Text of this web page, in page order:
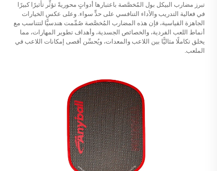
تبرز مضارب البيكل بول المُخصَّصة باعتبارها أدواتٍ محوريةً تؤثِّر تأثيرًا كبيرًا
في فعالية التدريب والأداء التنافسي على حدٍّ سواء. وعلى عكس الخيارات
الجاهزة القياسية، فإن هذه المضارب المُخصَّصة صُمِّمت هندسيًّا لتتناسب مع
أنماط اللعب الفردية، والخصائص الجسدية، وأهداف تطوير المهارات، مما
يخلق تكاملًا مثاليًّا بين اللاعب والمعدات، ويُحسِّن أقصى إمكانات اللاعب في
الملعب.